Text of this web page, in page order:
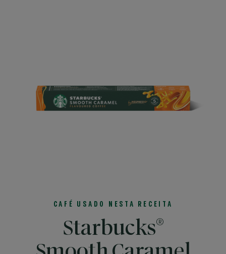
CAFÉ USADO NESTA RECEITA
Starbucks®